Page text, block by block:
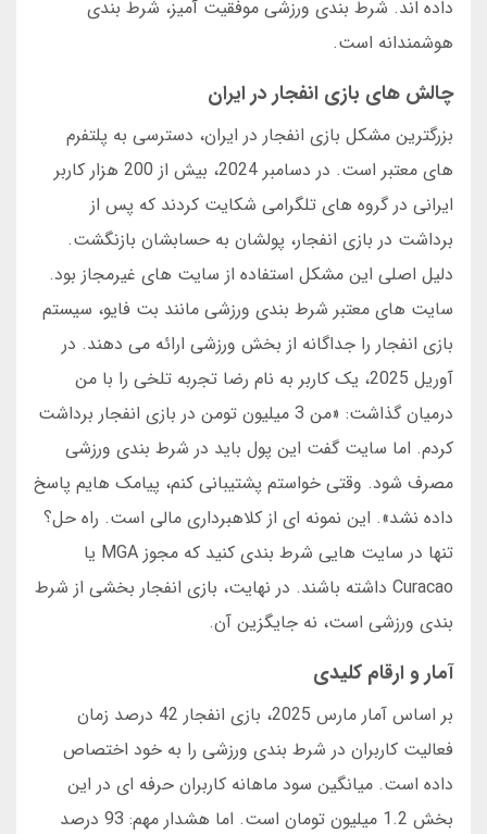
داده اند. شرط بندی ورزشی موفقیت آمیز، شرط بندی
هوشمندانه است.
چالش های بازی انفجار در ایران
بزرگترین مشکل بازی انفجار در ایران، دسترسی به پلتفرم
های معتبر است. در دسامبر 2024، بیش از 200 هزار کاربر
ایرانی در گروه های تلگرامی شکایت کردند که پس از
برداشت در بازی انفجار، پولشان به حسابشان بازنگشت.
دلیل اصلی این مشکل استفاده از سایت های غیرمجاز بود.
سایت های معتبر شرط بندی ورزشی مانند بت فایو، سیستم
بازی انفجار را جداگانه از بخش ورزشی ارائه می دهند. در
آوریل 2025، یک کاربر به نام رضا تجربه تلخی را با من
درمیان گذاشت: «من 3 میلیون تومن در بازی انفجار برداشت
کردم. اما سایت گفت این پول باید در شرط بندی ورزشی
مصرف شود. وقتی خواستم پشتیبانی کنم، پیامک هایم پاسخ
داده نشد». این نمونه ای از کلاهبرداری مالی است. راه حل؟
تنها در سایت هایی شرط بندی کنید که مجوز MGA یا
Curacao داشته باشند. در نهایت، بازی انفجار بخشی از شرط
بندی ورزشی است، نه جایگزین آن.
آمار و ارقام کلیدی
بر اساس آمار مارس 2025، بازی انفجار 42 درصد زمان
فعالیت کاربران در شرط بندی ورزشی را به خود اختصاص
داده است. میانگین سود ماهانه کاربران حرفه ای در این
بخش 1.2 میلیون تومان است. اما هشدار مهم: 93 درصد